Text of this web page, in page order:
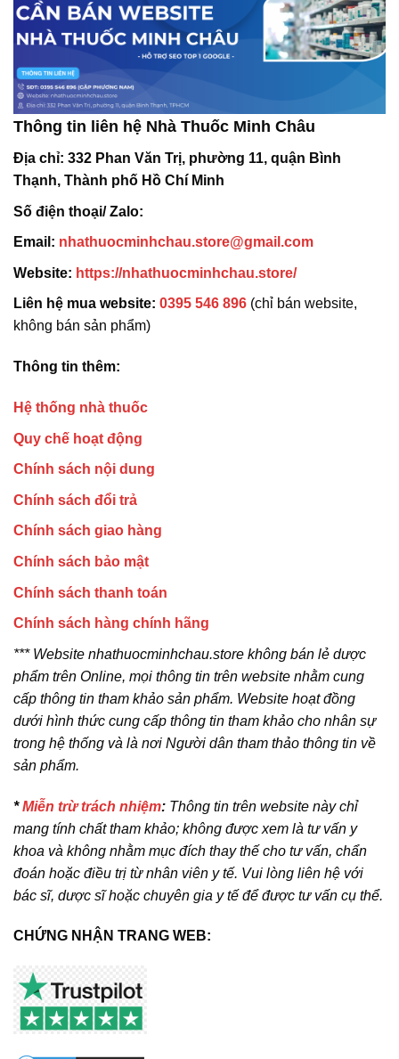
Thông tin liên hệ Nhà Thuốc Minh Châu
Địa chỉ: 332 Phan Văn Trị, phường 11, quận Bình
Thạnh, Thành phố Hồ Chí Minh
Số điện thoại/ Zalo:
Email: nhathuocminhchau.store@gmail.com
Website: https://nhathuocminhchau.store/
Liên hệ mua website: 0395 546 896 (chỉ bán website,
không bán sản phẩm)
Thông tin thêm:
Hệ thống nhà thuốc
Quy chế hoạt động
Chính sách nội dung
Chính sách đổi trả
Chính sách giao hàng
Chính sách bảo mật
Chính sách thanh toán
Chính sách hàng chính hãng
*** Website nhathuocminhchau.store không bán lẻ dược
phẩm trên Online, mọi thông tin trên website nhằm cung
cấp thông tin tham khảo sản phẩm. Website hoạt đồng
dưới hình thức cung cấp thông tin tham khảo cho nhân sự
trong hệ thống và là nơi Người dân tham thảo thông tin về
sản phẩm.
*Miễn trừ trách nhiệm: Thông tin trên website này chỉ
mang tính chất tham khảo; không được xem là tư vấn y
khoa và không nhằm mục đích thay thế cho tư vấn, chẩn
đoán hoặc điều trị từ nhân viên y tế. Vui lòng liên hệ với
bác sĩ, dược sĩ hoặc chuyên gia y tế để được tư vấn cụ thể.
CHỨNG NHẬN TRANG WEB: